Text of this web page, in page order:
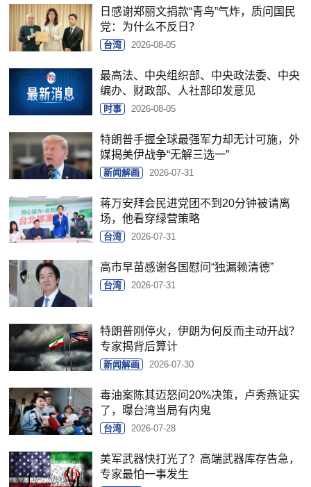
日感谢郑丽文捐款“青鸟”气炸，质问国民
党：为什么不反日？
台湾 2026-08-05
最高法、中央组织部、中央政法委、中央
编办、财政部、人社部印发意见
时事 2026-08-05
特朗普手握全球最强军力却无计可施，外
媒揭美伊战争“无解三选一”
新闻解画 2026-07-31
蒋万安拜会民进党团不到20分钟被请离
场，他看穿绿营策略
台湾 2026-07-31
高市早苗感谢各国慰问“独漏赖清德”
台湾 2026-07-31
特朗普刚停火，伊朗为何反而主动开战？
专家揭背后算计
新闻解画 2026-07-30
毒油案陈其迈怒问20%决策，卢秀燕证实
了，曝台湾当局有内鬼
台湾 2026-07-28
美军武器快打光了？高端武器库存告急，
专家最怕一事发生